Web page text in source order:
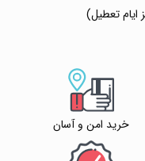
خرید امن و آسان